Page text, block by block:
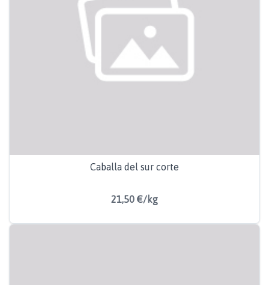
Caballa del sur corte
21,50 €/kg